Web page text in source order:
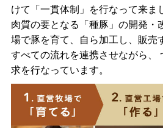
けて「一貫体制」を行なって来ま
肉質の要となる「種豚」の開発・
場で豚を育て、自ら加工し、販売
すべての流れを連携させながら、
求を行なっています。